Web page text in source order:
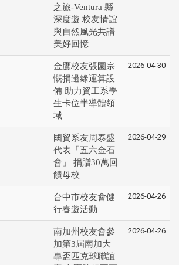
之旅-Ventura 縣
深度遊 校友情誼
與自然風光共譜
美好回憶
金鷹校友張園宗
慨捐邊緣運算設
備 助力資工系學
生卡位半導體領
域
2026-04-30
國貿系友周泰盛
代表「五六金石
會」 捐贈30萬回
饋母校
2026-04-29
台中市校友會健
行春遊活動
2026-04-26
南加州校友會參
加第3屆南加大
專盃匹克球聯誼
2026-04-26